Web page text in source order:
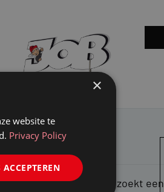
HMP zoekt een
Jurist Arbeidsrecht
Gemeente Meppel zoekt een
×
website te
Privacy Policy
ACCEPTEREN